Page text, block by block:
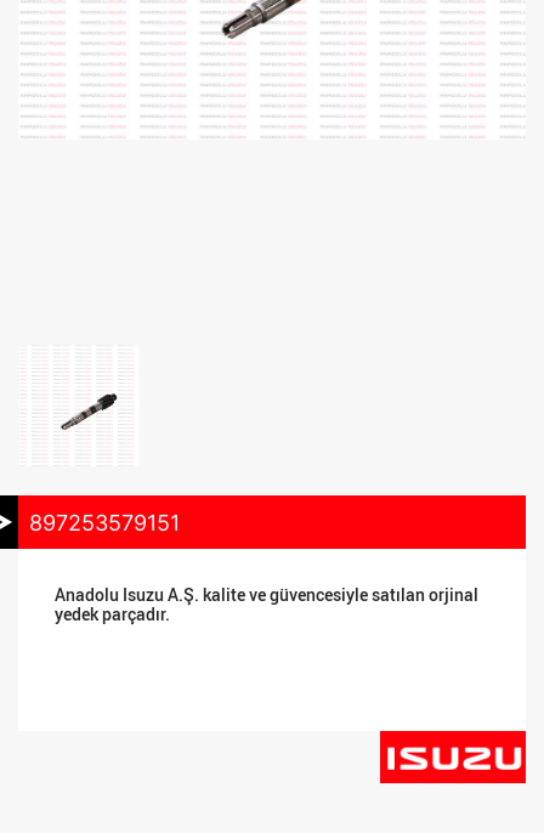
897253579151
Anadolu Isuzu A.Ş. kalite ve güvencesiyle satılan orjinal
yedek parçadır.